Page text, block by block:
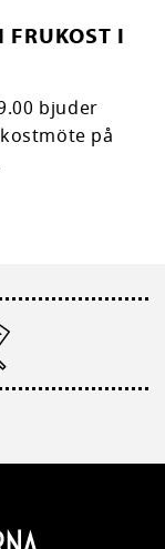
FRUKOST I
bjuder
på